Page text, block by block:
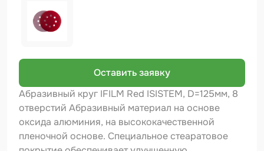
Протирочные материалы
Шпатлевка
Маскировочные материалы
Оставить заявку
Абразивный круг IFILM Red ISISTEM, D=125мм, 8
отверстий Абразивный материал на основе
оксида алюминия, на высококачественной
пленочной основе. Специальное стеаратовое